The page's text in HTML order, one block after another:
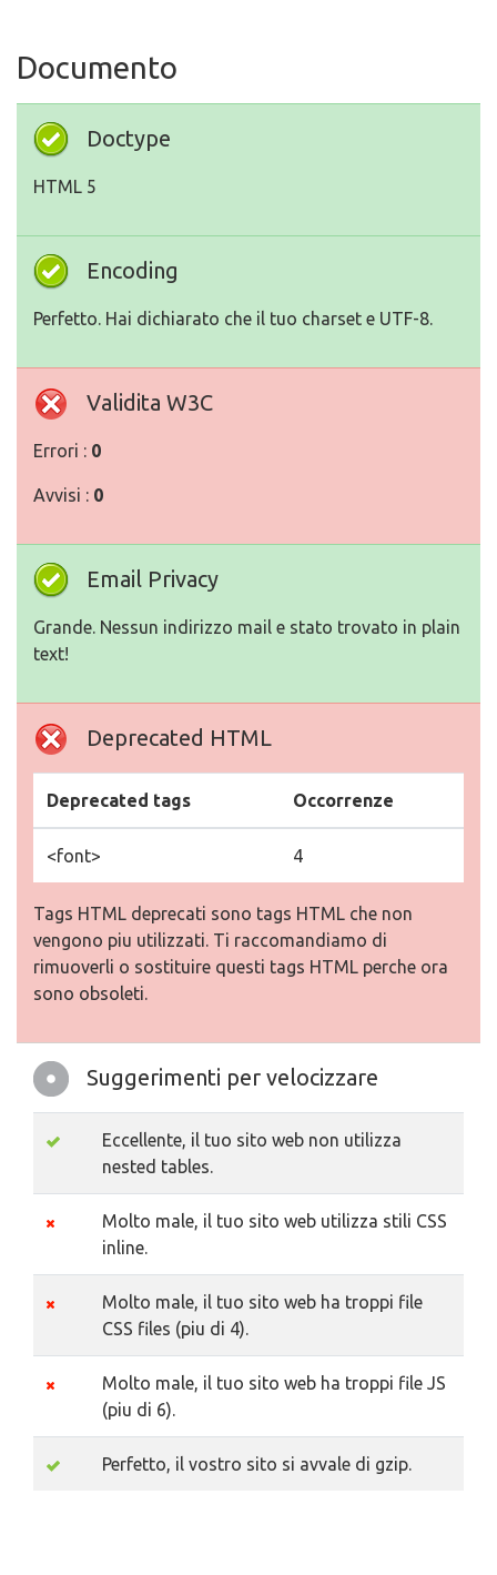
Documento
Doctype
HTML 5
Encoding
Perfetto. Hai dichiarato che il tuo charset e UTF-8.
Validita W3C
Errori : 0
Avvisi : 0
Email Privacy
Grande. Nessun indirizzo mail e stato trovato in plain
text!
Deprecated HTML
Deprecated tags Occorrenze
<font> 4
Tags HTML deprecati sono tags HTML che non
vengono piu utilizzati. Ti raccomandiamo di
rimuoverli o sostituire questi tags HTML perche ora
sono obsoleti.
Suggerimenti per velocizzare
Eccellente, il tuo sito web non utilizza
nested tables.
Molto male, il tuo sito web utilizza stili CSS
inline.
Molto male, il tuo sito web ha troppi file
CSS files (piu di 4).
Molto male, il tuo sito web ha troppi file JS
(piu di 6).
Perfetto, il vostro sito si avvale di gzip.